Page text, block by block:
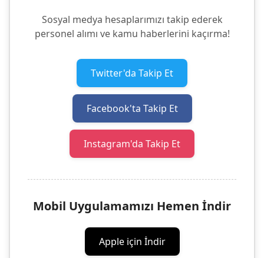
Sosyal medya hesaplarımızı takip ederek
personel alımı ve kamu haberlerini kaçırma!
Twitter'da Takip Et
Facebook'ta Takip Et
Instagram'da Takip Et
Mobil Uygulamamızı Hemen İndir
Apple için İndir